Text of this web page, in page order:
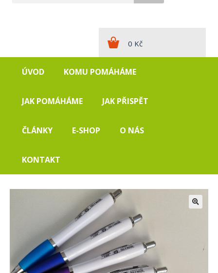
0 Kč
ÚVOD KOMU POMÁHÁME
JAK POMÁHÁME JAK PŘISPĚT
ČLÁNKY E-SHOP O NÁS
KONTAKT